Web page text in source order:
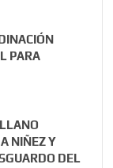
PARA
NIÑEZ Y
DEL